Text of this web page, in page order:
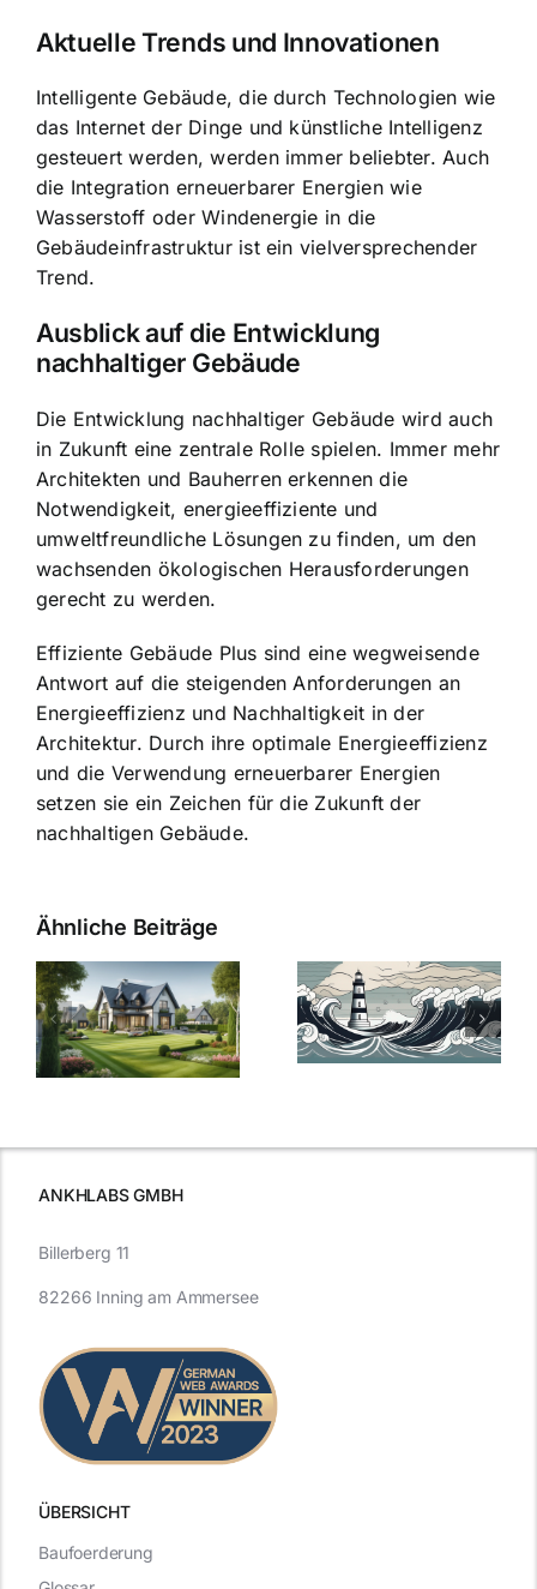
Aktuelle Trends und Innovationen
Intelligente Gebäude, die durch Technologien wie
das Internet der Dinge und künstliche Intelligenz
gesteuert werden, werden immer beliebter. Auch
die Integration erneuerbarer Energien wie
Wasserstoff oder Windenergie in die
Gebäudeinfrastruktur ist ein vielversprechender
Trend.
Ausblick auf die Entwicklung
nachhaltiger Gebäude
Die Entwicklung nachhaltiger Gebäude wird auch
in Zukunft eine zentrale Rolle spielen. Immer mehr
Architekten und Bauherren erkennen die
Notwendigkeit, energieeffiziente und
umweltfreundliche Lösungen zu finden, um den
wachsenden ökologischen Herausforderungen
gerecht zu werden.
Effiziente Gebäude Plus sind eine wegweisende
Antwort auf die steigenden Anforderungen an
Energieeffizienz und Nachhaltigkeit in der
Architektur. Durch ihre optimale Energieeffizienz
und die Verwendung erneuerbarer Energien
setzen sie ein Zeichen für die Zukunft der
nachhaltigen Gebäude.
Ähnliche Beiträge
Bauzinsen im
Sturm: Die
aktuelle
Entwicklung
Die Evolution
der
Bauzinsen: Ein
Blick in die
ANKHLABS GMBH
ÜBERSICHT
Billerberg 11
82266 Inning am Ammersee
Baufoerderung